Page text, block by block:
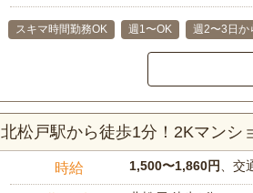
スキマ時間勤務OK 週1〜OK 週2〜3日か
北松戸駅から徒歩1分！2Kマンシ
時給 1,500〜1,860円 、